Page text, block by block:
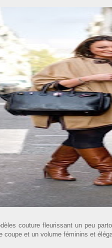
couture fleurissant un peu
coupe et un volume féminins et